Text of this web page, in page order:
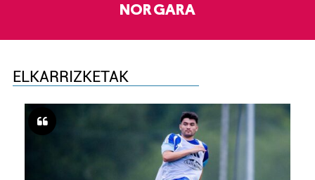
NOR GARA
ELKARRIZKETAK